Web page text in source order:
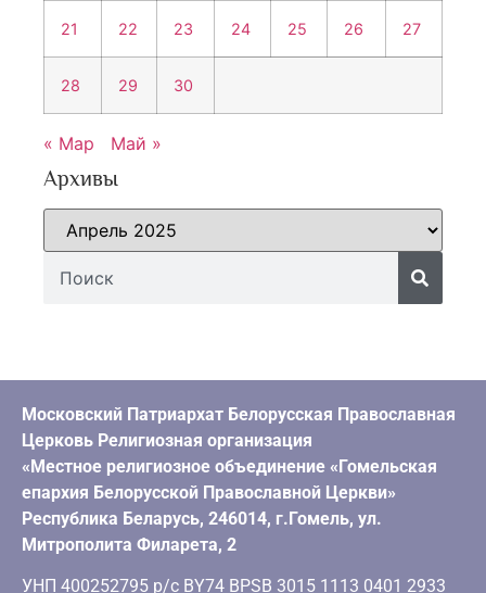
21 22 23 24 25 26 27
28 29 30
« Мар Май »
Архивы
Московский Патриархат Белорусская Православная
Церковь Религиозная организация
«Местное религиозное объединение «Гомельская
епархия Белорусской Православной Церкви»
Республика Беларусь, 246014, г.Гомель, ул.
Митрополита Филарета, 2
УНП 400252795 р/с BY74 BPSB 3015 1113 0401 2933